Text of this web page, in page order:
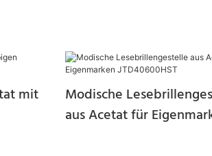
mit
Modische
aus Acetat für